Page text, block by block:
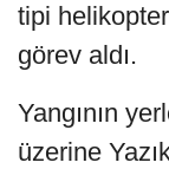
tipi
görev aldı.
Yangının
üzerine